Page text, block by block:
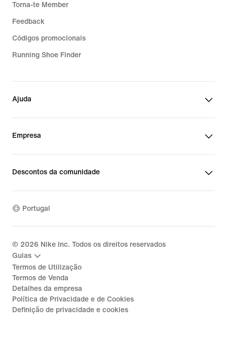
Torna-te Member
Feedback
Códigos promocionais
Running Shoe Finder
Ajuda
Empresa
Descontos da comunidade
Portugal
© 2026 Nike Inc. Todos os direitos reservados
Guias
Termos de Utilização
Termos de Venda
Detalhes da empresa
Política de Privacidade e de Cookies
Definição de privacidade e cookies